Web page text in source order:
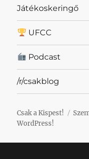
Játékoskeringő
UFCC
Podcast
/r/csakblog
Csak a Kispest!
WordPress!